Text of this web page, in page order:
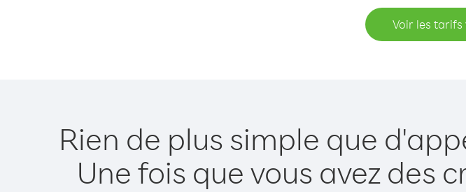
Voir les tarifs
Rien de plus simple que
Une fois que vous avez des